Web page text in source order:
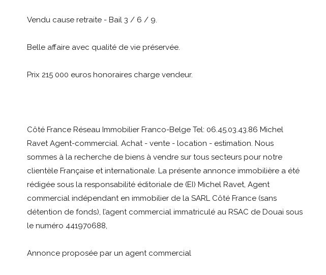
Vendu cause retraite - Bail 3 / 6 / 9.
Belle affaire avec qualité de vie préservée.
Prix 215 000 euros honoraires charge vendeur.
Côté France Réseau Immobilier Franco-Belge Tel: 06.45.03.43.86 Michel
Ravet Agent-commercial. Achat - vente - location - estimation. Nous
sommes à la recherche de biens à vendre sur tous secteurs pour notre
clientèle Française et internationale. La présente annonce immobilière a été
rédigée sous la responsabilité éditoriale de (EI) Michel Ravet, Agent
commercial indépendant en immobilier de la SARL Côté France (sans
détention de fonds), l’agent commercial immatriculé au RSAC de Douai sous
le numéro 441970688,
Annonce proposée par un agent commercial